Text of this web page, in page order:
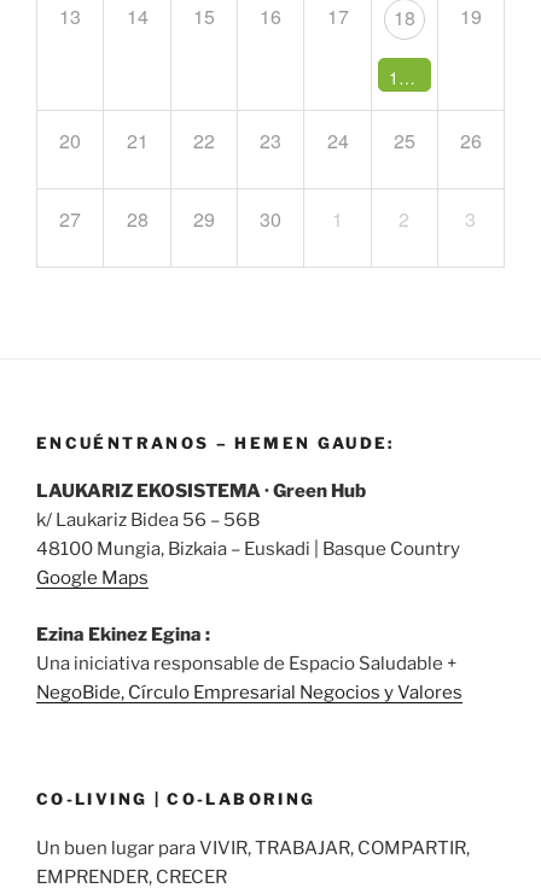
13 14 15 16 17 18
12:00 AM -
19
20 21 22 23 24 25 26
27 28 29 30 1 2 3
ENCUÉNTRANOS – HEMEN GAUDE:
LAUKARIZ EKOSISTEMA · Green Hub
k/ Laukariz Bidea 56 – 56B
48100 Mungia, Bizkaia – Euskadi | Basque Country
Google Maps
Ezina Ekinez Egina :
Una iniciativa responsable de Espacio Saludable +
NegoBide, Círculo Empresarial Negocios y Valores
CO-LIVING | CO-LABORING
Un buen lugar para VIVIR, TRABAJAR, COMPARTIR,
EMPRENDER, CRECER